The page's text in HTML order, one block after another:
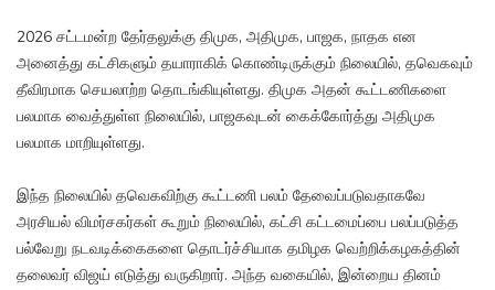
2026 சட்டமன்ற தேர்தலுக்கு திமுக, அதிமுக, பாஜக, நாதக என
அனைத்து கட்சிகளும் தயாராகிக் கொண்டிருக்கும் நிலையில், தவெகவும்
தீவிரமாக செயலாற்ற தொடங்கியுள்ளது. திமுக அதன் கூட்டணிகளை
பலமாக வைத்துள்ள நிலையில், பாஜகவுடன் கைக்கோர்த்து அதிமுக
பலமாக மாறியுள்ளது.
இந்த நிலையில் தவெகவிற்கு கூட்டணி பலம் தேவைப்படுவதாகவே
அரசியல் விமர்சகர்கள் கூறும் நிலையில், கட்சி கட்டமைப்பை பலப்படுத்த
பல்வேறு நடவடிக்கைகளை தொடர்ச்சியாக தமிழக வெற்றிக்கழகத்தின்
தலைவர் விஜய் எடுத்து வருகிறார். அந்த வகையில், இன்றைய தினம்